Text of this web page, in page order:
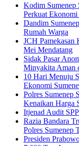
Kodim Sumenep
Perkuat Ekonomi
Dandim
Rumah Warga
JCH Pamekasan
Mei Mendatang
Sidak Pasar
Minyakita Aman
10 Hari Menuju
Ekonomi
Polres Sumenep
Kenaikan Harga
Itjenad Audit
Razia Bandara
Polres Sumenep
Presiden